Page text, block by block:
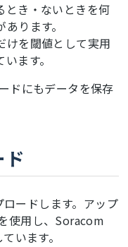
とき・ないときを何
ります。
を閾値として実用
ます。
ドにもデータを保存
ードします。アップ
使用し、Soracom
います。